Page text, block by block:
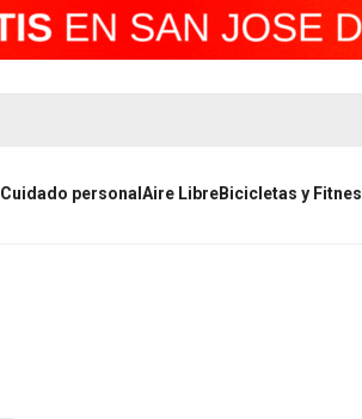
Cuidado personal Aire LibreBicicletas y